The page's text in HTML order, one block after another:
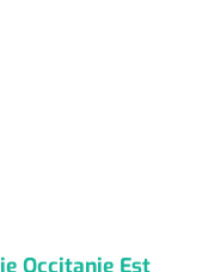
Occitanie Est